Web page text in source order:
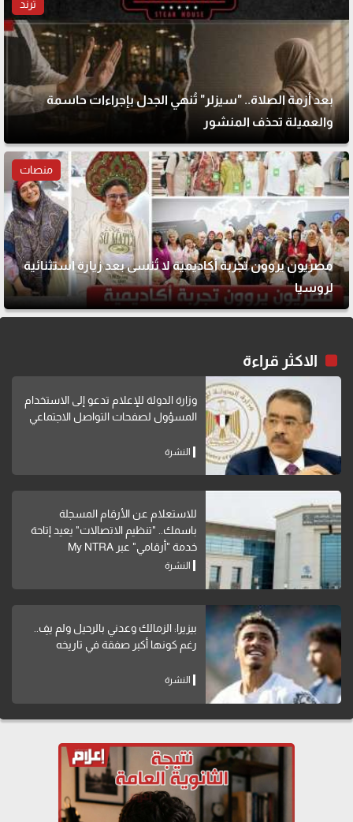
ترند
بعد أزمة الصلاة.. "سيزلر" تُنهي الجدل بإجراءات حاسمة
والعميلة تحذف المنشور
منصات
مصريون يروون تجربة أكاديمية لا تُنسى بعد زيارة استثنائية
لروسيا
الاكثر قراءة
وزارة الدولة للإعلام تدعو إلى الاستخدام
المسؤول لصفحات التواصل الاجتماعي
النشرة
للاستعلام عن الأرقام المسجلة
باسمك.. "تنظيم الاتصالات" يعيد إتاحة
خدمة "أرقامي" عبر My NTRA
النشرة
بيزيرا: الزمالك وعدني بالرحيل ولم يفِ..
رغم كونها أكبر صفقة في تاريخه
النشرة